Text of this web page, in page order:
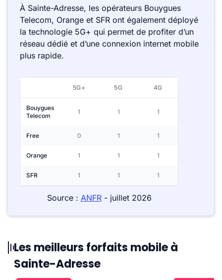
À Sainte-Adresse, les opérateurs Bouygues
Telecom, Orange et SFR ont également déployé
la technologie 5G+ qui permet de profiter d’un
réseau dédié et d’une connexion internet mobile
plus rapide.
5G+ 5G 4G
Bouygues
Telecom
1 1 1
Free 0 1 1
Orange 1 1 1
SFR 1 1 1
Source : ANFR- juillet 2026
Les meilleurs forfaits mobile à
Sainte-Adresse